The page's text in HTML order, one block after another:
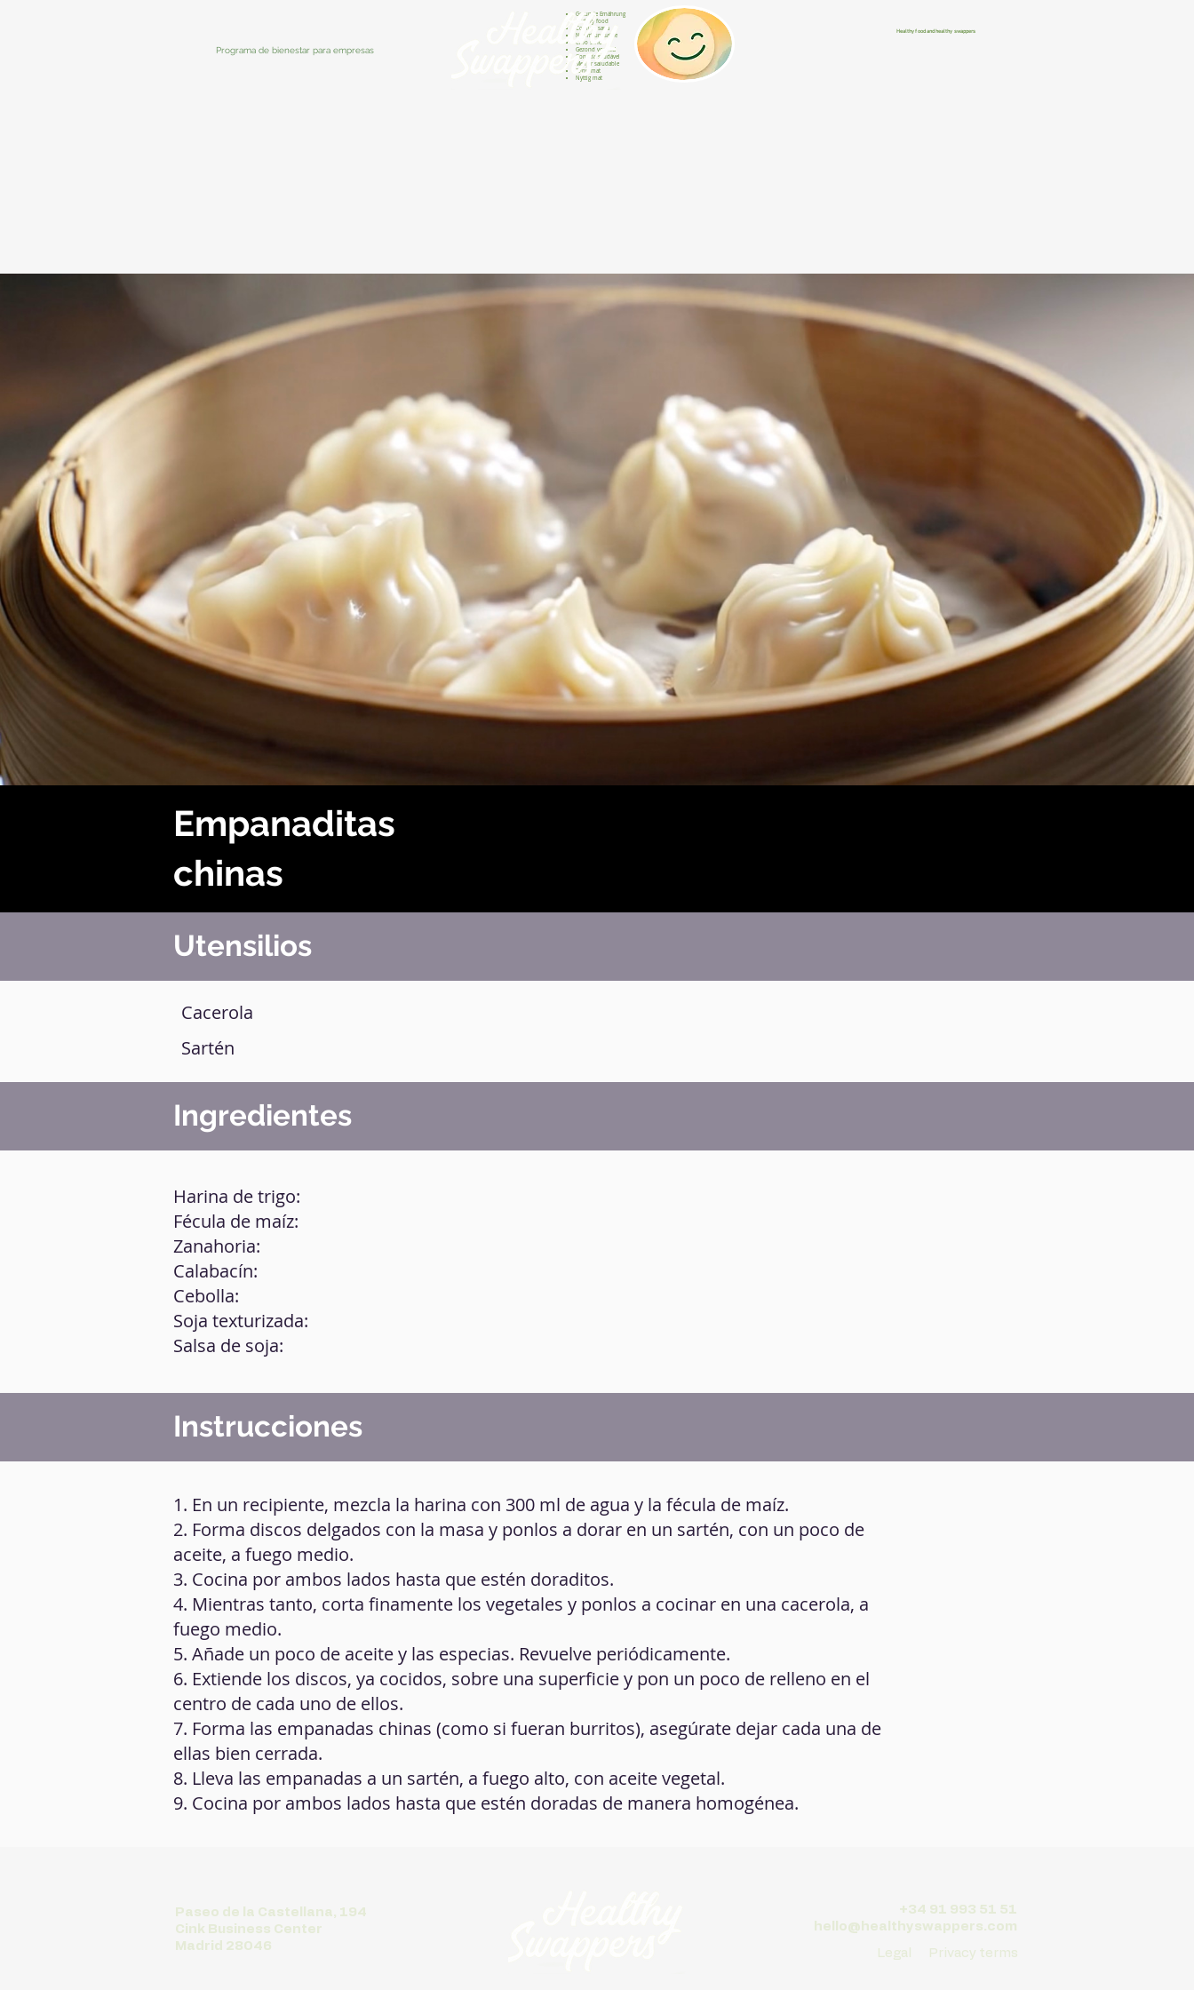
Programa de bienestar para empresas
Gesunde Ernährung
Healthy food
Comida sana
Nourriture saine
Cibo sano
Gezond voedsel
Comida saudável
Menjar saludable
Sunn mat
Nyttig mat
Healthy food and healthy swappers
Empanaditas
chinas
Utensilios
Cacerola
Sartén
Ingredientes
Harina de trigo:
Fécula de maíz:
Zanahoria:
Calabacín:
Cebolla:
Soja texturizada:
Salsa de soja:
Instrucciones
1. En un recipiente, mezcla la harina con 300 ml de agua y la fécula de maíz.
2. Forma discos delgados con la masa y ponlos a dorar en un sartén, con un poco de
aceite, a fuego medio.
3. Cocina por ambos lados hasta que estén doraditos.
4. Mientras tanto, corta finamente los vegetales y ponlos a cocinar en una cacerola, a
fuego medio.
5. Añade un poco de aceite y las especias. Revuelve periódicamente.
6. Extiende los discos, ya cocidos, sobre una superficie y pon un poco de relleno en el
centro de cada uno de ellos.
7. Forma las empanadas chinas (como si fueran burritos), asegúrate dejar cada una de
ellas bien cerrada.
8. Lleva las empanadas a un sartén, a fuego alto, con aceite vegetal.
9. Cocina por ambos lados hasta que estén doradas de manera homogénea.
Paseo de la Castellana, 194
Cink Business Center
Madrid 28046
+34 91 993 51 51
hello@healthyswappers.com
Legal
Privacy terms